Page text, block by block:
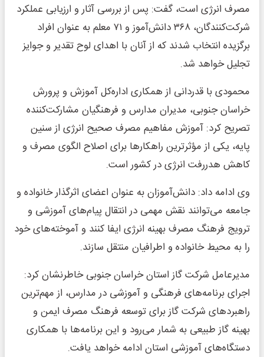
مصرف انرژی است، گفت: پس از بررسی آثار و ارزیابی عملکرد
شرکت‌کنندگان، ۳۶۸ دانش‌آموز و ۷۱ معلم به عنوان افراد
برگزیده انتخاب شدند که از آنان با اهدای لوح تقدیر و جوایز
تجلیل خواهد شد.
محمودی با قدردانی از همکاری اداره‌کل آموزش و پرورش
خراسان جنوبی، مدیران مدارس و فرهنگیان مشارکت‌کننده
تصریح کرد: آموزش مفاهیم مصرف صحیح انرژی از سنین
پایه، یکی از مؤثرترین راهکارها برای اصلاح الگوی مصرف و
کاهش هدررفت انرژی در کشور است.
وی ادامه داد: دانش‌آموزان به عنوان اعضای اثرگذار خانواده و
جامعه می‌توانند نقش مهمی در انتقال پیام‌های آموزشی و
ترویج فرهنگ مصرف بهینه انرژی ایفا کنند و آموخته‌های خود
را به محیط خانواده و اطرافیان منتقل سازند.
مدیرعامل شرکت گاز استان خراسان جنوبی خاطرنشان کرد:
اجرای برنامه‌های فرهنگی و آموزشی در مدارس، از مهم‌ترین
راهبردهای شرکت گاز برای توسعه فرهنگ مصرف ایمن و
بهینه گاز طبیعی به شمار می‌رود و این برنامه‌ها با همکاری
دستگاه‌های آموزشی استان ادامه خواهد یافت.